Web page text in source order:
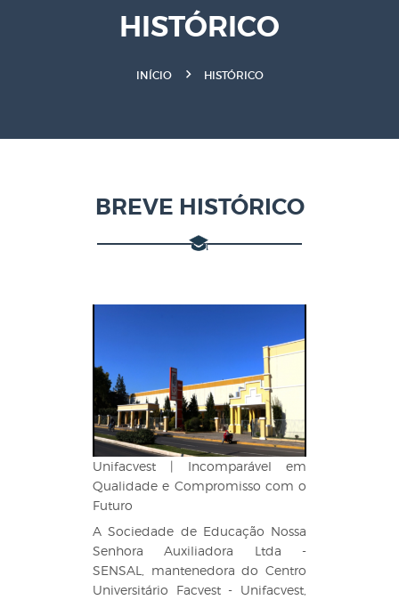
HISTÓRICO
INÍCIO HISTÓRICO
BREVE HISTÓRICO
Unifacvest | Incomparável em
Qualidade e Compromisso com o
Futuro
A Sociedade de Educação Nossa
Senhora Auxiliadora Ltda -
SENSAL, mantenedora do Centro
Universitário Facvest - Unifacvest,